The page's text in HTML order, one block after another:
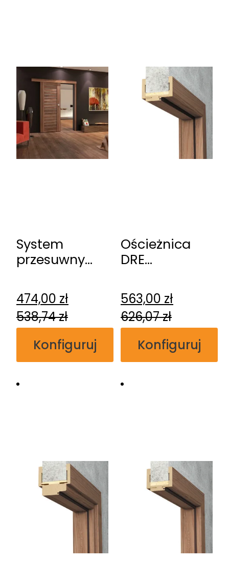
System
przesuwny
naścienny
474,00 zł
538,74zł
Konfiguruj
Ościeżnica
DRE
bezprzylgowa
563,00 zł
626,07zł
Konfiguruj